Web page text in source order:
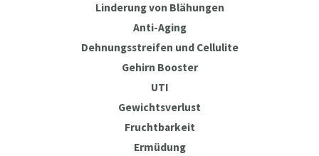
Linderung von Blähungen
Anti-Aging
Dehnungsstreifen und Cellulite
Gehirn Booster
UTI
Gewichtsverlust
Fruchtbarkeit
Ermüdung